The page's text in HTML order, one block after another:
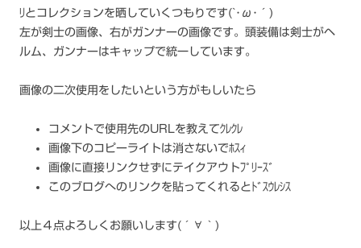
ﾘとコレクションを晒していくつもりです(`･ω･´)
左が剣士の画像、右がガンナーの画像です。頭装備は剣士がヘ
ルム、ガンナーはキャップで統一しています。
画像の二次使用をしたいという方がもしいたら
コメントで使用先のURLを教えてｸﾚｸﾚ
画像下のコピーライトは消さないでﾎｽｨ
画像に直接リンクせずにテイクアウトﾌﾟﾘｰｽﾞ
このブログへのリンクを貼ってくれるとﾄﾞｽｳﾚｼｽ
以上４点よろしくお願いします(´∀｀)